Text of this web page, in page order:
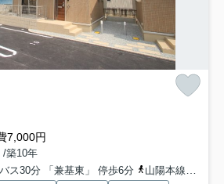
7,000円
/築10年
ス30分 「兼基東」 停歩6分
山陽本線「東岡山」駅 徒歩24分